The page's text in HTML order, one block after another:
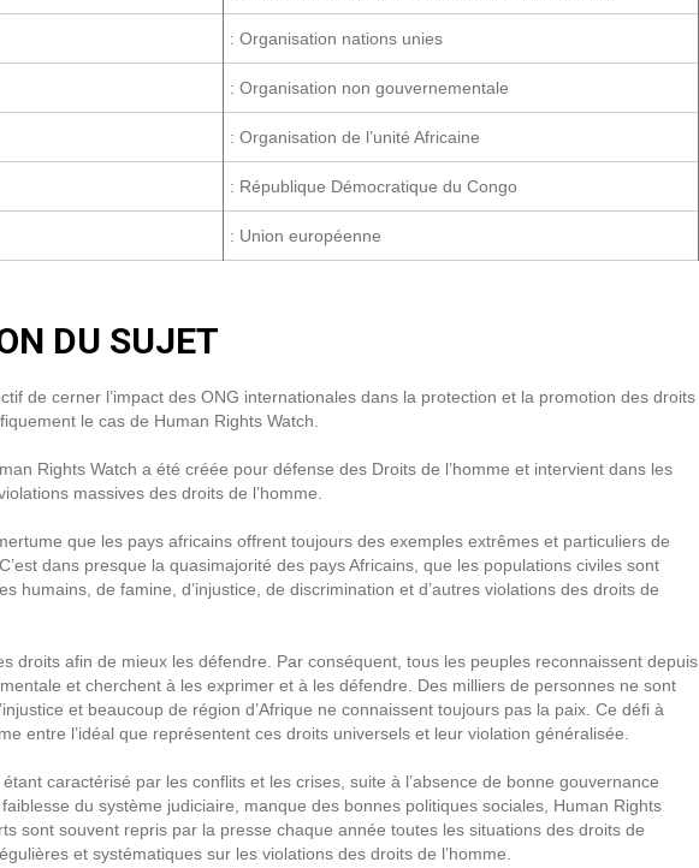
: Organisation nations unies
: Organisation non gouvernementale
: Organisation de l’unité Africaine
: République Démocratique du Congo
: Union européenne
DU SUJET
de cerner l’impact des ONG internationales dans la protection et la promotion des droits
le cas de Human Rights Watch.
Rights Watch a été créée pour défense des Droits de l’homme et intervient dans les
massives des droits de l’homme.
que les pays africains offrent toujours des exemples extrêmes et particuliers de
dans presque la quasimajorité des pays Africains, que les populations civiles sont
humains, de famine, d’injustice, de discrimination et d’autres violations des droits de
droits afin de mieux les défendre. Par conséquent, tous les peuples reconnaissent depuis
et cherchent à les exprimer et à les défendre. Des milliers de personnes ne sont
et beaucoup de région d’Afrique ne connaissent toujours pas la paix. Ce défi à
entre l’idéal que représentent ces droits universels et leur violation généralisée.
caractérisé par les conflits et les crises, suite à l’absence de bonne gouvernance
du système judiciaire, manque des bonnes politiques sociales, Human Rights
sont souvent repris par la presse chaque année toutes les situations des droits de
et systématiques sur les violations des droits de l’homme.